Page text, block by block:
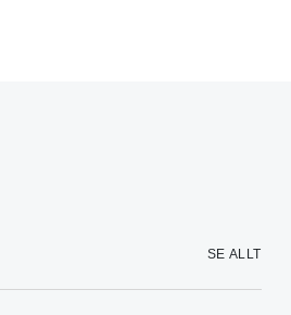
SE ALLT